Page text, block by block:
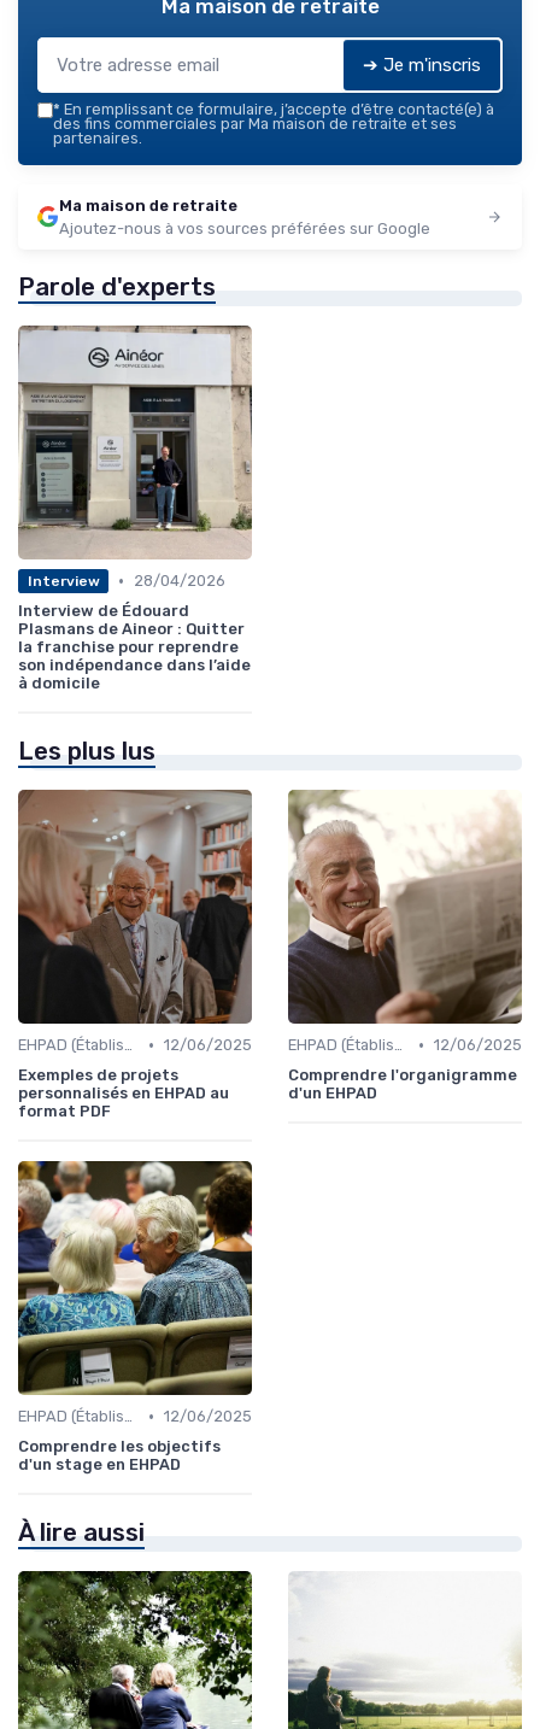
Ma maison de retraite
➔ Je m'inscris
* En remplissant ce formulaire, j’accepte d’être contacté(e) à
des fins commerciales par Ma maison de retraite et ses
partenaires.
Ma maison de retraite
Ajoutez-nous à vos sources préférées sur Google
Parole d'experts
Interview •
28/04/2026
Interview de Édouard
Plasmans de Aineor : Quitter
la franchise pour reprendre
son indépendance dans l’aide
à domicile
Les plus lus
EHPAD (Établissements d'Hébergement pour Personnes Âgées Dépendantes) • 12/06/2025
Exemples de projets
personnalisés en EHPAD au
format PDF
EHPAD (Établissements d'Hébergement pour Personnes Âgées Dépendantes) • 12/06/2025
Comprendre l'organigramme
d'un EHPAD
EHPAD (Établissements d'Hébergement pour Personnes Âgées Dépendantes) • 12/06/2025
Comprendre les objectifs
d'un stage en EHPAD
À lire aussi